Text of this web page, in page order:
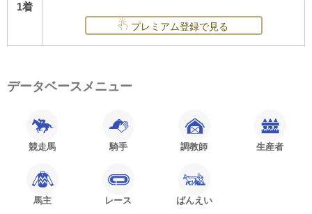
1着
プレミアム登録で見る
データベースメニュー
競走馬 騎手 調教師 生産者
馬主 レース ばんえい